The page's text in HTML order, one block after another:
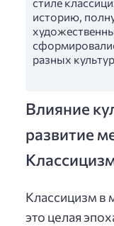
стиле
историю,
разных
Влияние
развитие
Классицизм в
это целая